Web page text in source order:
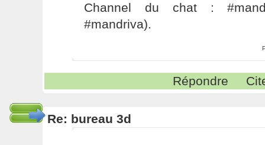
Channel du chat :
#mandriva).
Répondre
Re: bureau 3d